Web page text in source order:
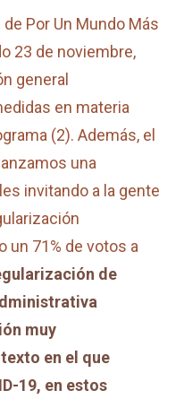
Por Un Mundo Más
23 de noviembre,
general
en materia
(2). Además, el
una
invitando a la gente
un 71% de votos a
de
muy
en el que
19, en estos